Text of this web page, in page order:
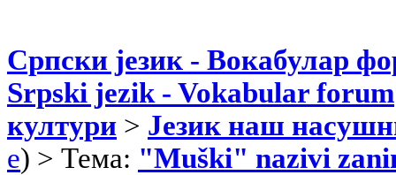
Српски језик - Вокабулар
Srpski jezik - Vokabular forum
култури > Језик наш
e) > Тема: "Muški" nazivi